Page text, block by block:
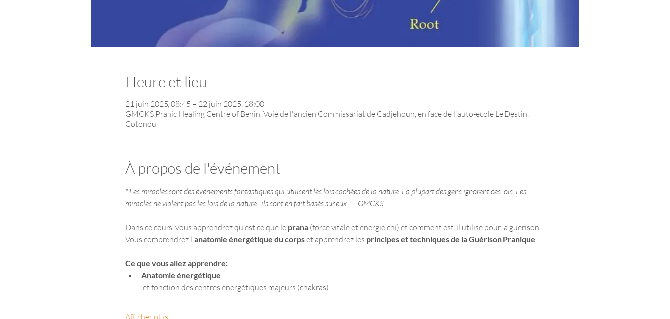
Heure et lieu
21 juin 2025, 08:45 – 22 juin 2025, 18:00
GMCKS Pranic Healing Centre of Benin, Voie de l'ancien Commissariat de Cadjehoun, en face de l'auto-ecole Le Destin.
Cotonou
À propos de l'événement
" Les miracles sont des événements fantastiques qui utilisent les lois cachées de la nature. La plupart des gens ignorent ces lois. Les
miracles ne violent pas les lois de la nature ; ils sont en fait basés sur eux. " - GMCKS
Dans ce cours, vous apprendrez qu'est ce que le prana (force vitale et énergie chi) et comment est-il utilisé pour la guérison.
Vous comprendrez l'anatomie énergétique du corps et apprendrez les principes et techniques de la Guérison Pranique.
Ce que vous allez apprendre:
Anatomie énergétique
et fonction des centres énergétiques majeurs (chakras)
Afficher plus